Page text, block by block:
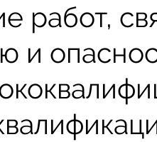
работ,
и